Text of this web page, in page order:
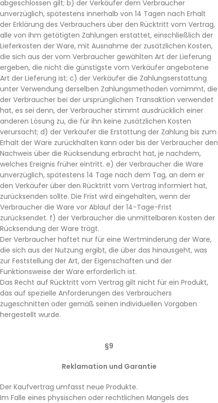
abgeschlossen gilt; b) der Verkäufer dem Verbraucher
unverzüglich, spätestens innerhalb von 14 Tagen nach Erhalt
der Erklärung des Verbrauchers über den Rücktritt vom Vertrag,
alle von ihm getätigten Zahlungen erstattet, einschließlich der
Lieferkosten der Ware, mit Ausnahme der zusätzlichen Kosten,
die sich aus der vom Verbraucher gewählten Art der Lieferung
ergeben, die nicht die günstigste vom Verkäufer angebotene
Art der Lieferung ist; c) der Verkäufer die Zahlungserstattung
unter Verwendung derselben Zahlungsmethoden vornimmt, die
der Verbraucher bei der ursprünglichen Transaktion verwendet
hat, es sei denn, der Verbraucher stimmt ausdrücklich einer
anderen Lösung zu, die für ihn keine zusätzlichen Kosten
verursacht; d) der Verkäufer die Erstattung der Zahlung bis zum
Erhalt der Ware zurückhalten kann oder bis der Verbraucher den
Nachweis über die Rücksendung erbracht hat, je nachdem,
welches Ereignis früher eintritt. e) der Verbraucher die Ware
unverzüglich, spätestens 14 Tage nach dem Tag, an dem er
den Verkäufer über den Rücktritt vom Vertrag informiert hat,
zurücksenden sollte. Die Frist wird eingehalten, wenn der
Verbraucher die Ware vor Ablauf der 14-Tage-Frist
zurücksendet. f) der Verbraucher die unmittelbaren Kosten der
Rücksendung der Ware trägt.
Der Verbraucher haftet nur für eine Wertminderung der Ware,
die sich aus der Nutzung ergibt, die über das hinausgeht, was
zur Feststellung der Art, der Eigenschaften und der
Funktionsweise der Ware erforderlich ist.
Das Recht auf Rücktritt vom Vertrag gilt nicht für ein Produkt,
das auf spezielle Anforderungen des Verbrauchers
zugeschnitten oder gemäß seinen individuellen Vorgaben
hergestellt wurde.
§9
Reklamation und Garantie
Der Kaufvertrag umfasst neue Produkte.
Im Falle eines physischen oder rechtlichen Mangels des